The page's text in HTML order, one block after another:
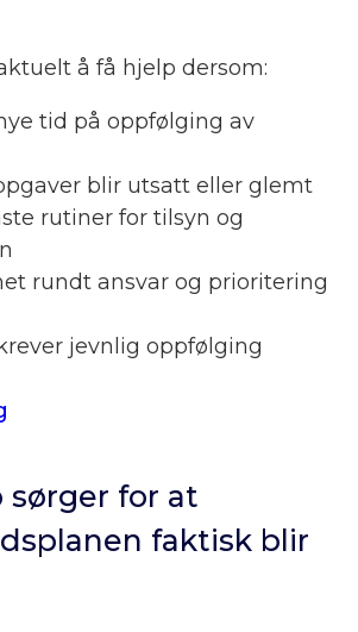
å få hjelp dersom:
tid på oppfølging av
blir utsatt eller glemt
rutiner for tilsyn og
rundt ansvar og prioritering
jevnlig oppfølging
sørger for at
faktisk blir